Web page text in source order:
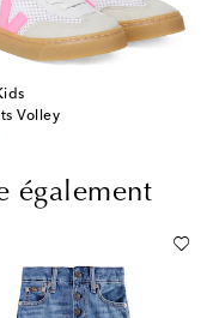
Volley
price
également